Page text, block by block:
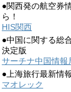
●関西発の航空券
ら！
HIS関西
●中国に関する総
決定版
サーチナ中国情報
●上海旅行最新情
マオレック